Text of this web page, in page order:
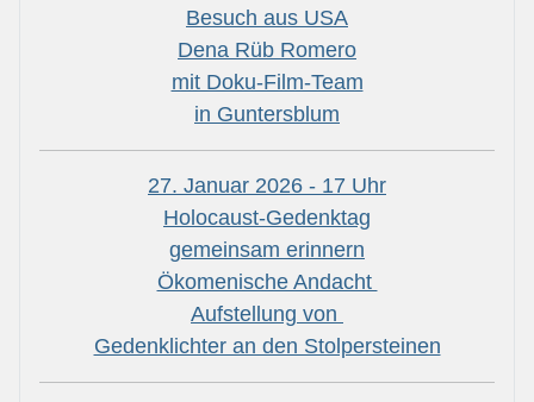
Besuch aus USA
Dena Rüb Romero
mit Doku-Film-Team
in Guntersblum
27. Januar 2026 - 17 Uhr
Holocaust-Gedenktag
gemeinsam erinnern
Ökomenische Andacht
Aufstellung von
Gedenklichter an den Stolpersteinen